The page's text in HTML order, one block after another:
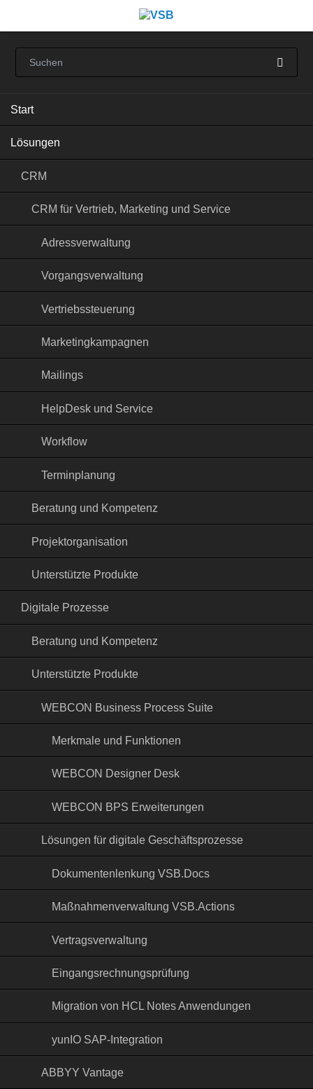
Start
Lösungen
CRM
CRM für Vertrieb, Marketing und Service
Adressverwaltung
Vorgangsverwaltung
Vertriebssteuerung
Marketingkampagnen
Mailings
HelpDesk und Service
Workflow
Terminplanung
Beratung und Kompetenz
Projektorganisation
Unterstützte Produkte
Digitale Prozesse
Beratung und Kompetenz
Unterstützte Produkte
WEBCON Business Process Suite
Merkmale und Funktionen
WEBCON Designer Desk
WEBCON BPS Erweiterungen
Lösungen für digitale Geschäftsprozesse
Dokumentenlenkung VSB.Docs
Maßnahmenverwaltung VSB.Actions
Vertragsverwaltung
Eingangsrechnungs­prüfung
Migration von HCL Notes Anwendungen
yunIO SAP-Integration
ABBYY Vantage